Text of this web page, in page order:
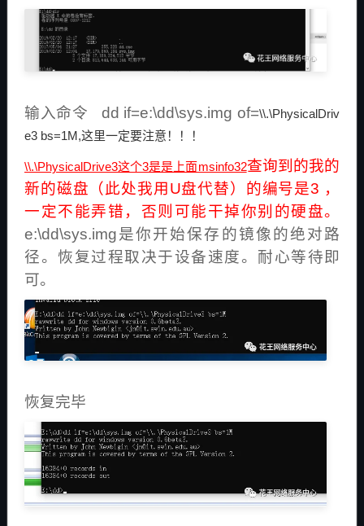
输入命令 dd if=e:\dd\sys.img of=\\.\PhysicalDriv
e3 bs=1M,这里一定要注意！！！
\\.\PhysicalDrive3这个3是是上面msinfo32查询到的我的
新的磁盘（此处我用U盘代替）的编号是3 ，
一定不能弄错，否则可能干掉你别的硬盘。
e:\dd\sys.img是你开始保存的镜像的绝对路
径。恢复过程取决于设备速度。耐心等待即
可。
恢复完毕